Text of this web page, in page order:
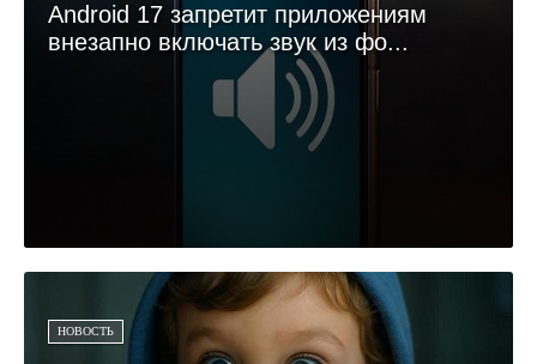
Android 17 запретит приложениям
внезапно включать звук из фо...
НОВОСТЬ